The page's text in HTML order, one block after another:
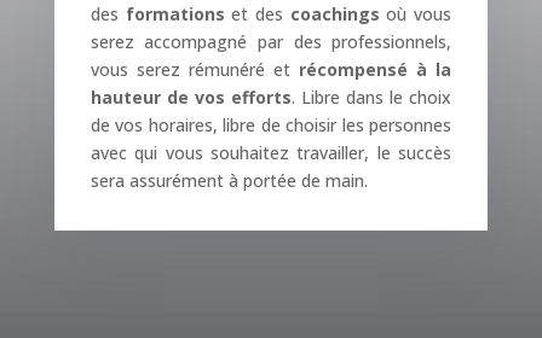
des formations et des coachings où vous
serez accompagné par des professionnels,
vous serez rémunéré et récompensé à la
hauteur de vos efforts. Libre dans le choix
de vos horaires, libre de choisir les personnes
avec qui vous souhaitez travailler, le succès
sera assurément à portée de main.